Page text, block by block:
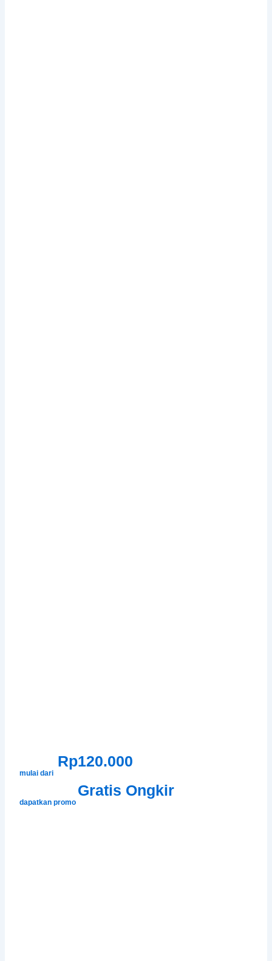
mulai dari
Rp120.000
dapatkan promo
Gratis Ongkir